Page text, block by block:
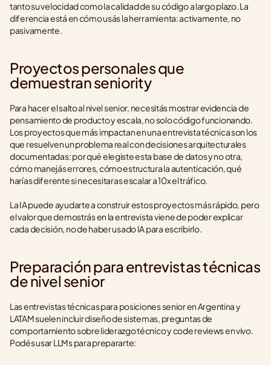
tanto su velocidad como la calidad de su código a largo plazo. La
diferencia está en cómo usás la herramienta: activamente, no
pasivamente.
Proyectos personales que
demuestran seniority
Para hacer el salto al nivel senior, necesitás mostrar evidencia de
pensamiento de producto y escala, no solo código funcionando.
Los proyectos que más impactan en una entrevista técnica son los
que resuelven un problema real con decisiones arquitecturales
documentadas: por qué elegiste esta base de datos y no otra,
cómo manejás errores, cómo estructura la autenticación, qué
harías diferente si necesitaras escalar a 10x el tráfico.
La IA puede ayudarte a construir estos proyectos más rápido, pero
el valor que demostrás en la entrevista viene de poder explicar
cada decisión, no de haber usado IA para escribirlo.
Preparación para entrevistas técnicas
de nivel senior
Las entrevistas técnicas para posiciones senior en Argentina y
LATAM suelen incluir diseño de sistemas, preguntas de
comportamiento sobre liderazgo técnico y code reviews en vivo.
Podés usar LLMs para prepararte: